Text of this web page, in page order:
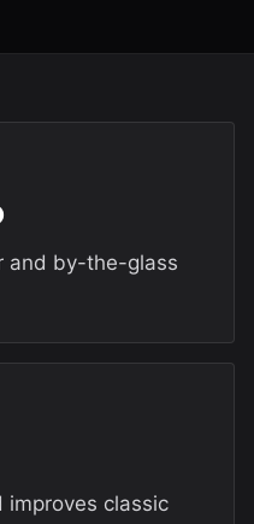
and by-the-glass
improves classic